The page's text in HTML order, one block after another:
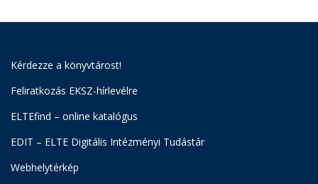
Kérdezze a könyvtárost!
Feliratkozás EKSZ-hírlevélre
ELTEfind – online katalógus
EDIT – ELTE Digitális Intézményi Tudástár
Webhelytérkép